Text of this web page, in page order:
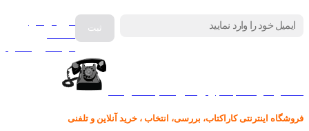
فروش انواع
فروشگاه اینترنتی کاراکتاب، بررسی، انتخاب ، خرید آنلاین و تلفنی